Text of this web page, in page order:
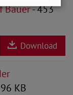
Bauer- 453
Download
KB